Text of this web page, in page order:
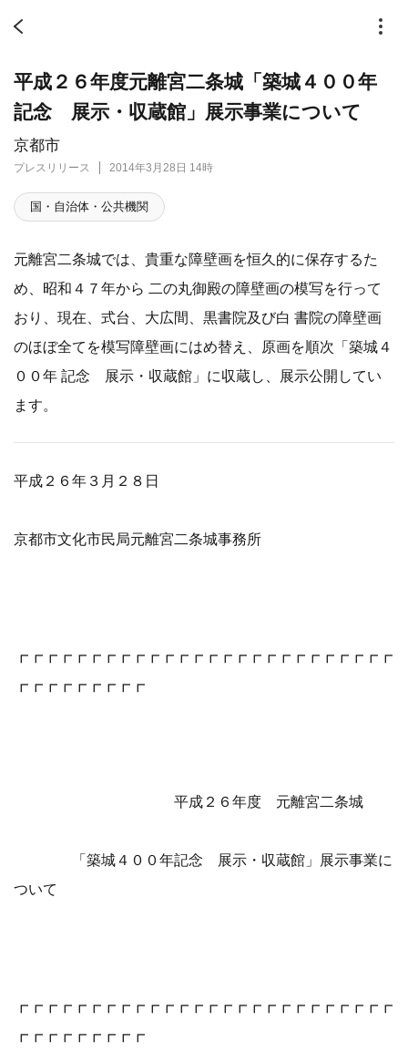
京都市
プレスリリース 2014年3月28日 14時
平成２６年度元離宮二条城「築城４００年
記念 展示・収蔵館」展示事業について
国・自治体・公共機関
元離宮二条城では、貴重な障壁画を恒久的に保存するた
め、昭和４７年から 二の丸御殿の障壁画の模写を行って
おり、現在、式台、大広間、黒書院及び白 書院の障壁画
のほぼ全てを模写障壁画にはめ替え、原画を順次「築城４
００年 記念 展示・収蔵館」に収蔵し、展示公開してい
ます。
平成２６年３月２８日
京都市文化市民局元離宮二条城事務所
┏┏┏┏┏┏┏┏┏┏┏┏┏┏┏┏┏┏┏┏┏┏┏┏┏┏
┏┏┏┏┏┏┏┏┏
平成２６年度 元離宮二条城
「築城４００年記念 展示・収蔵館」展示事業に
ついて
┏┏┏┏┏┏┏┏┏┏┏┏┏┏┏┏┏┏┏┏┏┏┏┏┏┏
┏┏┏┏┏┏┏┏┏